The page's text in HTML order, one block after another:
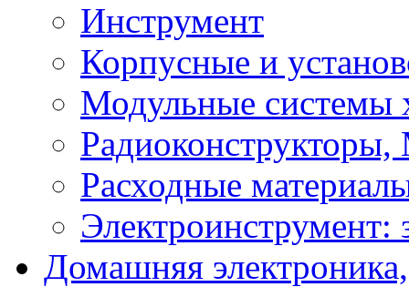
Инструмент
Корпусные и
Модульные системы
Расходные
Электроинструмент:
Домашняя